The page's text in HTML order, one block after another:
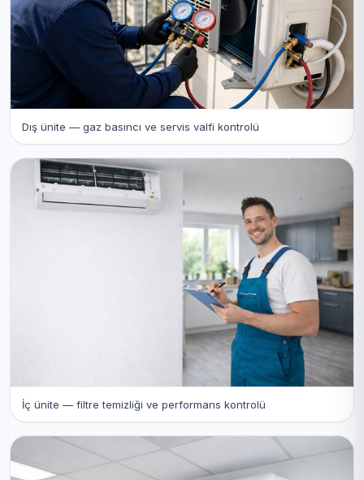
Dış ünite — gaz basıncı ve servis valfi kontrolü
İç ünite — filtre temizliği ve performans kontrolü